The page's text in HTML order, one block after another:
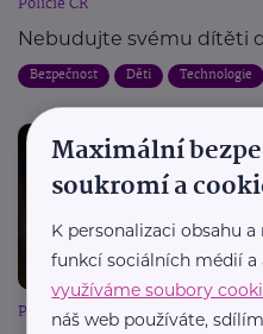
Nebudujte svému dítěti
Bezpečnost Děti Technologie
Policie ČR
Maximální
soukromí a
K personalizaci obsahu
funkcí sociálních médií a
využíváme soubory
náš web používáte,